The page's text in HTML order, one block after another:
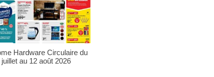
Hardware Circulaire du
juillet au 12 août 2026